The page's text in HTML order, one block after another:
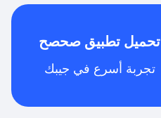
تحميل تطبيق صحصح
تجربة أسرع في جيبك